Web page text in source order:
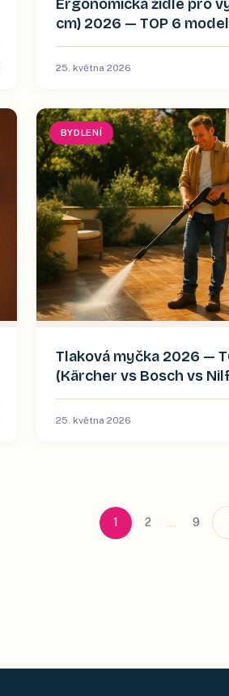
Ergonomická židle pro
cm) 2026 — TOP 6
25. května 2026
BYDLENÍ
Tlaková myčka 2026 —
(Kärcher vs Bosch vs
25. května 2026
1 2 … 9